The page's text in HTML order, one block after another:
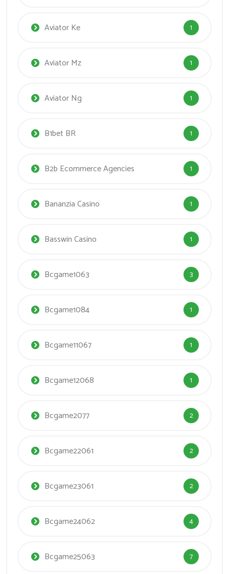
Aviator Ke 1
Aviator Mz 1
Aviator Ng 1
B1bet BR 1
B2b Ecommerce Agencies 1
Bananzia Casino 1
Basswin Casino 1
Bcgame1063 3
Bcgame1084 1
Bcgame11067 1
Bcgame12068 1
Bcgame2077 2
Bcgame22061 2
Bcgame23061 2
Bcgame24062 4
Bcgame25063 7